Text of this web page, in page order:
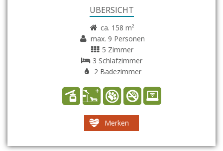
ÜBERSICHT
ca. 158 m²
max. 9 Personen
5 Zimmer
3 Schlafzimmer
2 Badezimmer
Merken